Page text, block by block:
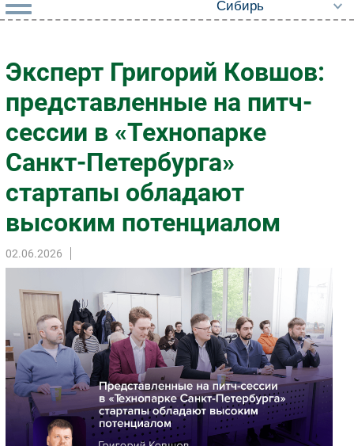
Импорто­замещение
Автоматизация Промышленности
Интернет
Фиксированная связь
Интеграция
Рынок ПК
Торговые сети
Outsourcing
Кадры
Регулирование
Финансы
Web
Безопасность
Эксперт Григорий Ковшов:
представленные на питч-
сессии в «Технопарке
Санкт-Петербурга»
стартапы обладают
высоким потенциалом
02.06.2026